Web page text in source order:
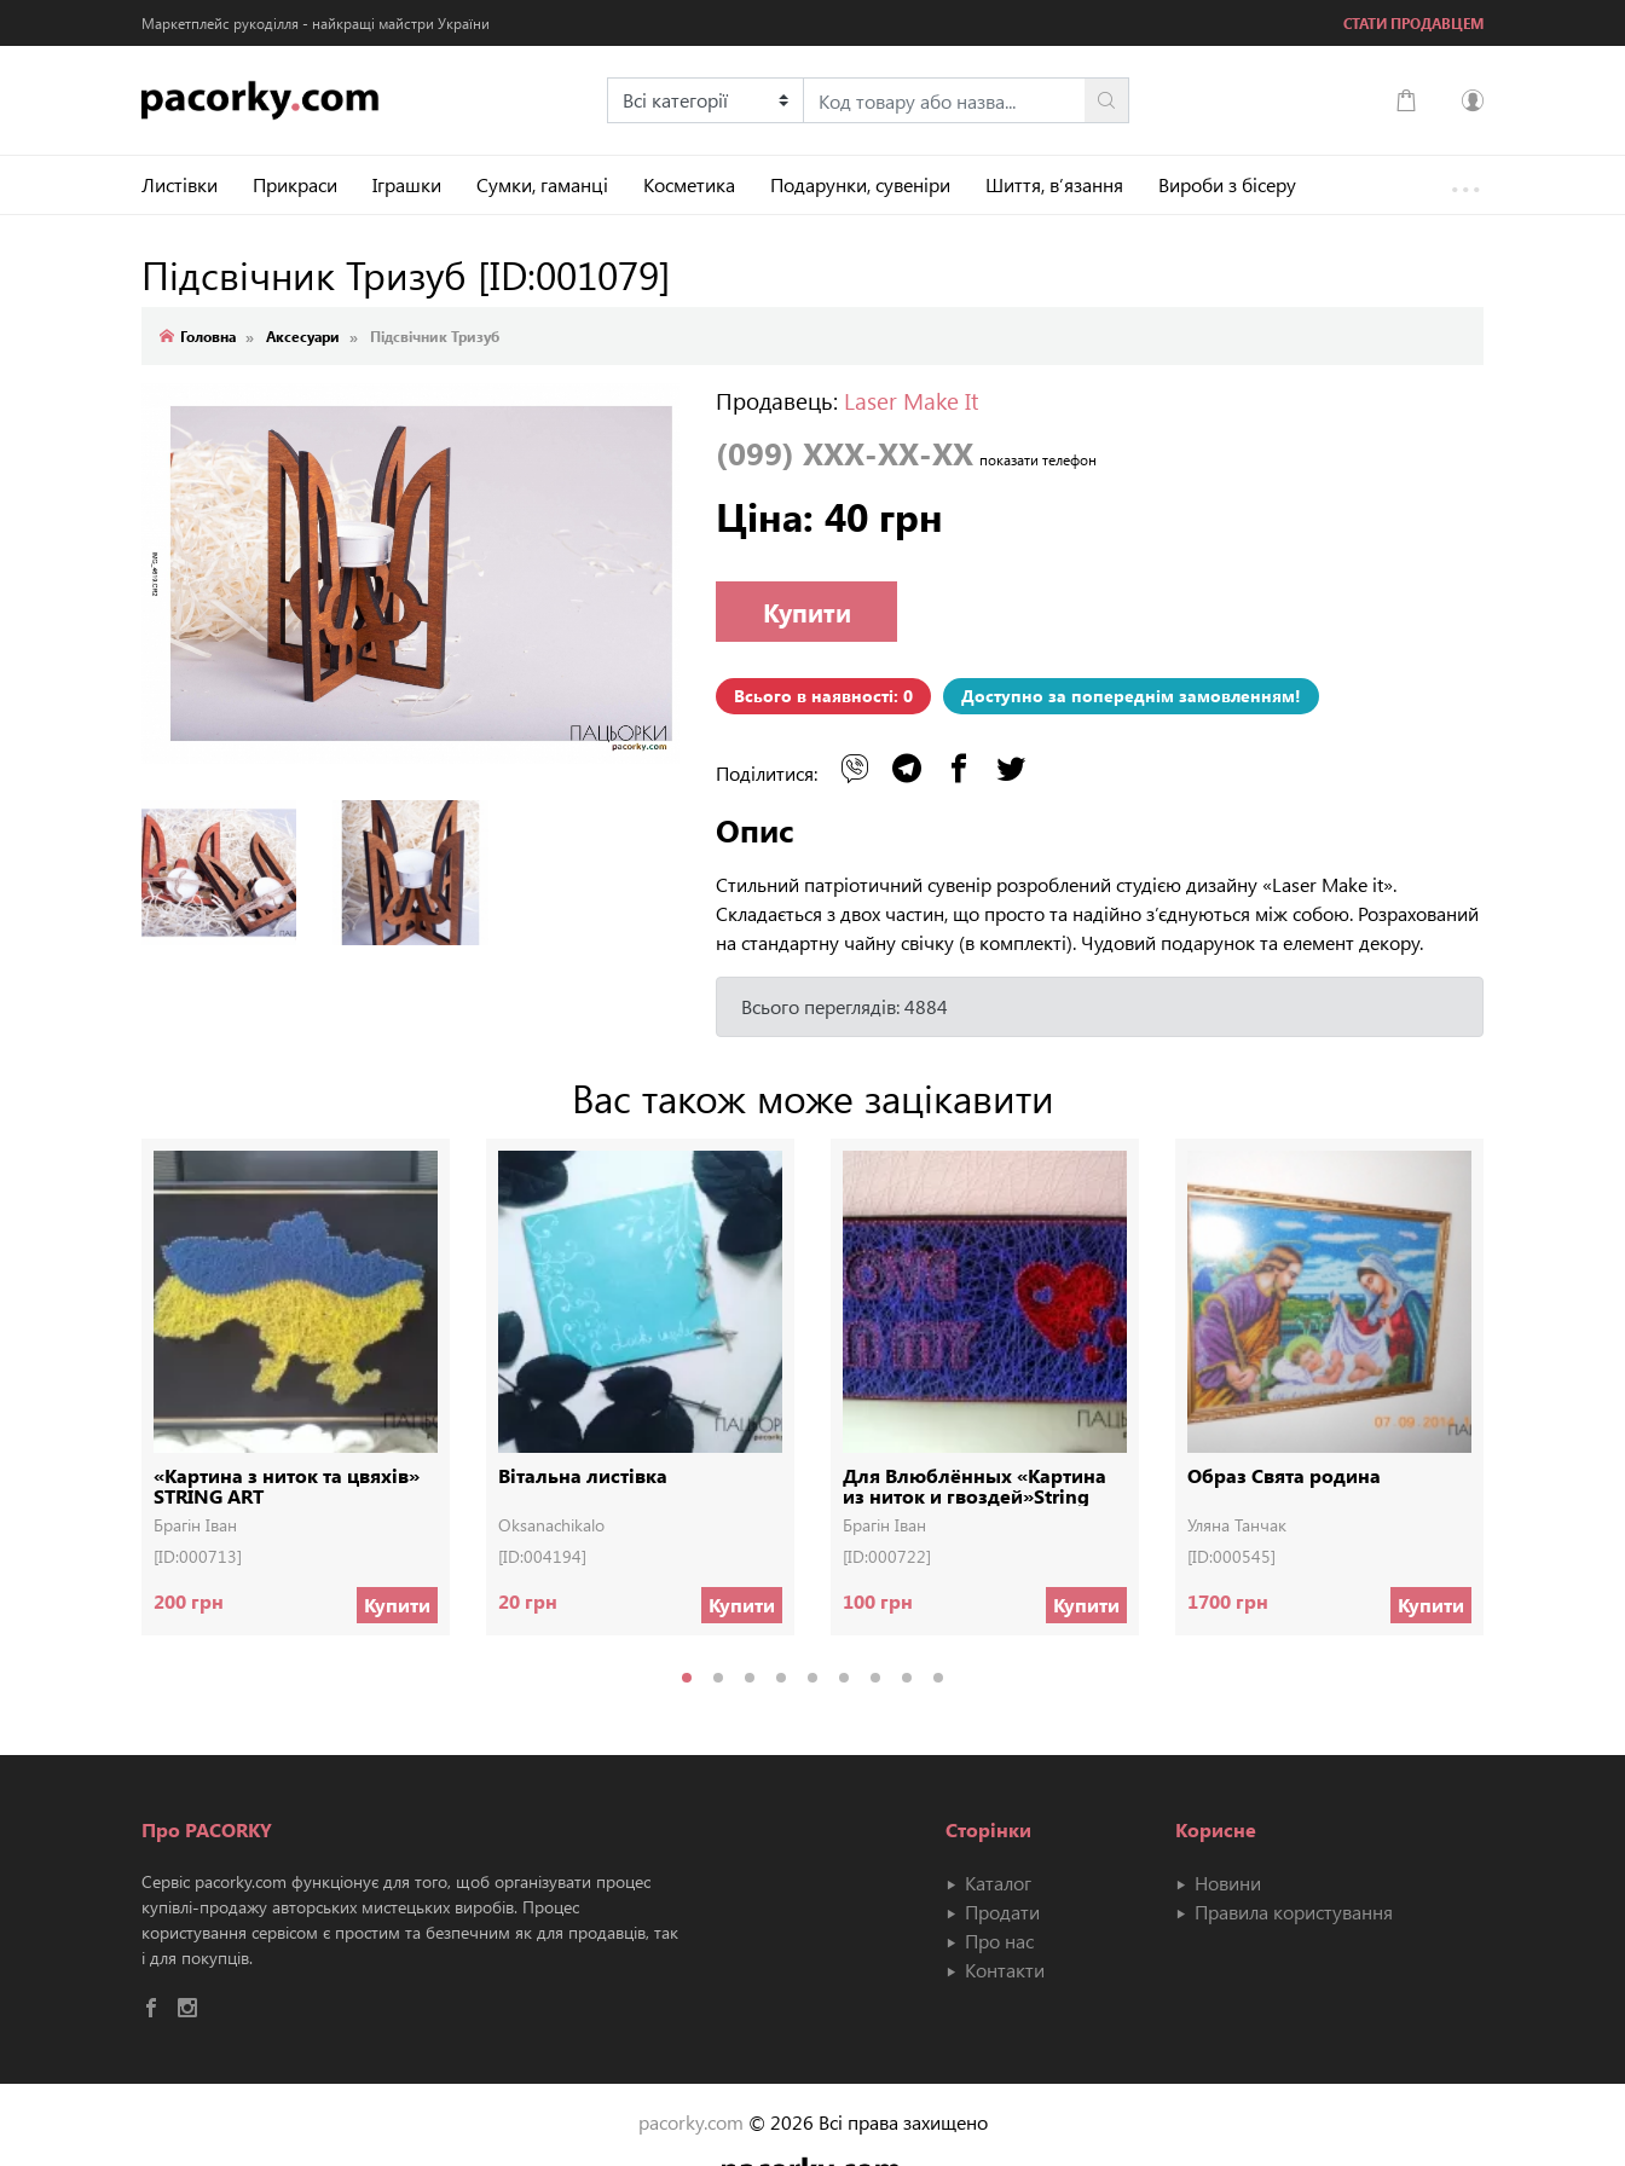
Маркетплейс рукоділля - найкращі майстри України СТАТИ ПРОДАВЦЕМ
...
Листівки Прикраси Іграшки Сумки, гаманці Косметика Подарунки, сувеніри Шиття, в’язання Вироби з бісеру
Підсвічник Тризуб [ID:001079]
Головна Аксесуари Підсвічник Тризуб
Продавець: Laser Make It
(099) XXX-XX-XX показати телефон
Ціна: 40 грн
Купити
Всього в наявності: 0 Доступно за попереднім замовленням!
Поділитися:
Опис
Стильний патріотичний сувенір розроблений студією дизайну «Laser Make it».
Складається з двох частин, що просто та надійно з’єднуються між собою. Розрахований
на стандартну чайну свічку (в комплекті). Чудовий подарунок та елемент декору.
Всього переглядів: 4884
Вас також може зацікавити
«Картина з ниток та цвяхів»
STRING ART
Брагін Іван
[ID:000713]
200 грн Купити
Вітальна листівка
Oksanachikalo
[ID:004194]
20 грн Купити
Для Влюблённых «Картина
из ниток и гвоздей»String
Брагін Іван
[ID:000722]
100 грн Купити
Образ Свята родина
Уляна Танчак
[ID:000545]
1700 грн Купити
Про PACORKY
Сервіс pacorky.com функціонує для того, щоб організувати процес
купівлі-продажу авторських мистецьких виробів. Процес
користування сервісом є простим та безпечним як для продавців, так
і для покупців.
Сторінки
Каталог
Продати
Про нас
Контакти
Корисне
Новини
Правила користування
pacorky.com © 2026 Всі права захищено